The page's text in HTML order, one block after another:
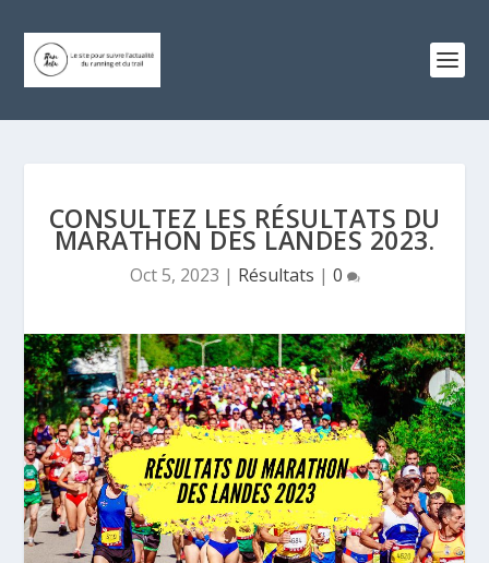
CONSULTEZ LES RÉSULTATS DU
MARATHON DES LANDES 2023.
Oct 5, 2023 | Résultats | 0